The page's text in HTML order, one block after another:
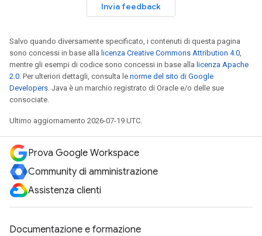
Invia feedback
Salvo quando diversamente specificato, i contenuti di questa pagina
sono concessi in base alla licenza Creative Commons Attribution 4.0
mentre gli esempi di codice sono concessi in base alla licenza Apache
2.0 . Per ulteriori dettagli, consulta le norme del sito di Google
Developers . Java è un marchio registrato di Oracle e/o delle sue
consociate.
Ultimo aggiornamento 2026-07-19 UTC.
Prova Google Workspace
Community di amministrazione
Assistenza clienti
Documentazione e formazione